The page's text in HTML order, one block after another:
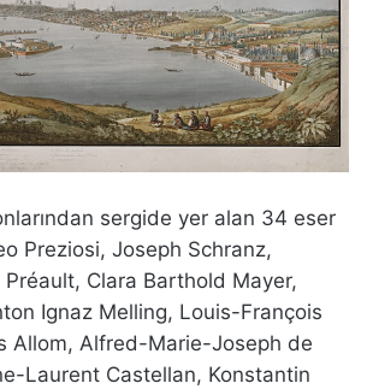
sergide yer alan 34 eser
Preziosi, Joseph Schranz,
Clara Barthold Mayer,
Ignaz Melling, Louis-François
Allom, Alfred-Marie-Joseph de
Laurent Castellan, Konstantin